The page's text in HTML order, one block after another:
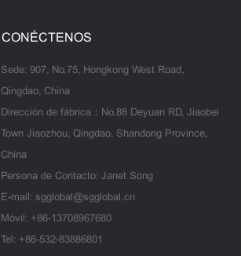
CONÉCTENOS
Sede: 907, No.75, Hongkong West Road,
Qingdao, China
Dirección de fábrica：No.88 Deyuan RD, Jiaobei
Town Jiaozhou, Qingdao, Shandong Province,
China
Persona de Contacto: Janet Song
E-mail: sgglobal@sgglobal.cn
Móvil: +86-13708967680
Tel: +86-532-83886801